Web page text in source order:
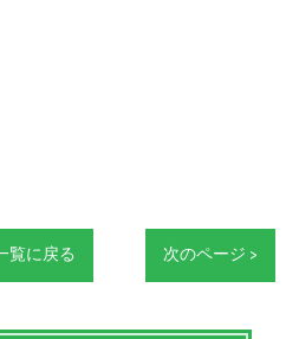
覧に戻る 次のページ >